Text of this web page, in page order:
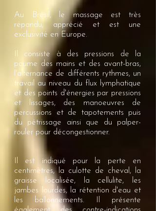
Au Brésil, le massage est très
répandu, apprécié et est une
exclusivité en Europe.
Il consiste à des pressions de la
paume des mains et des avant-bras,
l'alternance de différents rythmes, un
travail au niveau du flux lymphatique
et des points d'énergies par pressions
et lissages, des manoeuvres de
percussions et de tapotements puis
du pétrissage ainsi que du palper-
rouler pour décongestionner.
Il est indiqué pour la perte en
centimètres, la culotte de cheval, la
graisse localisée, la cellulite, les
jambes lourdes, la rétention d'eau et
les ballonnements. Il présente